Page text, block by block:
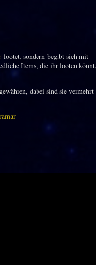
lootet, sondern begibt sich mit
Items, die ihr looten könnt,
dabei sind sie vermehrt